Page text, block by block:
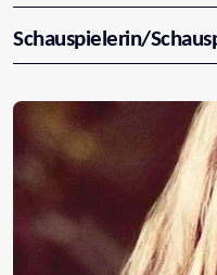
Tirol
Schauspielerin/